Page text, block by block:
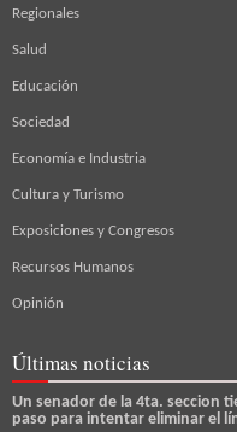
Regionales
Salud
Educación
Sociedad
Economía e Industria
Cultura y Turismo
Exposiciones y Congresos
Recursos Humanos
Opinión
Últimas noticias
Un senador de la 4ta. seccion
paso para intentar eliminar el